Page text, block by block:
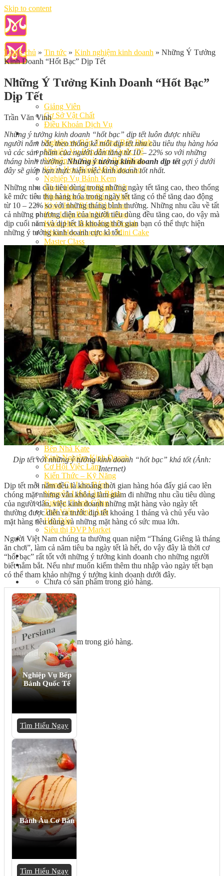
Skip to content
Giới Thiệu
Giảng Viên
Cơ Sở Vật Chất
Điều Khoản Dịch Vụ
Học Làm Bánh
Nghiệp vụ Bếp Trưởng Bếp Bánh
Nghiệp Vụ Bếp Bánh Quốc Tế
Nghiệp Vụ Quản Lý Bếp Bánh
Khóa Học Bánh Mì Nâng Cao
Nghiệp Vụ Bánh Kem
Khóa Học Làm Bánh Việt
Khóa Học Làm Bánh Nhật
Khóa Học Bánh Đài Loan
Học Làm Bánh Ngắn Hạn
Khóa Học Bánh Kinh Doanh
Khóa Học Handmade Mini Cake
Master Class
Chuyên Đề
Khai Giảng
Lịch học – Lịch thi
Đăng Ký Học
Công Thức
Cách Làm Bánh Việt
Cách Làm Bánh Âu
Cách Làm Bánh Kem
Cách Làm Bánh Mì
Cách Làm Bánh Trung Thu
Cách Làm Bánh Flan
Cách Làm Bánh Bao
Cách Làm Bánh Bông Lan
Cách Làm Bánh Su Kem
Cách làm bánh CupCake
Cách Làm Bánh Pizza
Cách làm bánh chay
Cách Làm Kẹo – Mứt
Video
Tin tức
Tin Tổng Hợp
Hướng Nghiệp Á Âu
Bếp Nhà Kate
Kinh Nghiệm Kinh Doanh
Cơ Hội Việc Làm
Kiến Thức – Kỹ Năng
Dụng Cụ Làm Bánh
Nguyên Liệu Làm Bánh
Gương Thành Công
Thư Viện Hình Ảnh
Hỏi Đáp
Siêu thị ĐVP Market
Việc Làm
Chưa có sản phẩm trong giỏ hàng.
Giỏ hàng
Chưa có sản phẩm trong giỏ hàng.
Trang chủ » Tin tức » Kinh nghiệm kinh doanh » Những Ý Tưởng
Kinh Doanh “Hốt Bạc” Dịp Tết
Những Ý Tưởng Kinh Doanh “Hốt Bạc”
Dịp Tết
Trần Văn Vinh
Những ý tưởng kinh doanh “hốt bạc” dịp tết luôn được nhiều
người nắm bắt, theo thống kê mỗi dịp tết nhu cầu tiêu thụ hàng hóa
và các sản phẩm của người dân tăng từ 10 – 22% so với những
tháng bình thường.Những ý tưởng kinh doanh dịp tếtgợi ý dưới
đây sẽ giúp bạn thực hiện việc kinh doanh tốt nhất.
Những nhu cầu tiêu dùng trong những ngày tết tăng cao, theo thống
kê mức tiêu thụ hàng hóa trong ngày tết tăng có thể tăng dao động
từ 10 – 22% so với những tháng bình thường. Những nhu cầu về tất
cả những phương diện của người tiêu dùng đều tăng cao, do vậy mà
dịp cuối năm và dịp tết là khoảng thời gian bạn có thể thực hiện
những ý tưởng kinh doanh cực kì tốt.
Dịp tết với những ý tưởng kinh doanh “hốt bạc” khá tốt(Ảnh:
Internet)
Dịp tết mỗi năm đều là khoảng thời gian hàng hóa đẩy giá cao lên
chóng mặt nhưng vẫn không làm giảm đi những nhu cầu tiêu dùng
của người dân, việc kinh doanh những mặt hàng vào ngày tết
thường được diễn ra trước dịp tết khoảng 1 tháng và chủ yếu vào
mặt hàng tiêu dùng và những mặt hàng có sức mua lớn.
Người Việt Nam chúng ta thường quan niệm “Tháng Giêng là tháng
ăn chơi”, làm cả năm tiêu ba ngày tết là hết, do vậy đây là thời cơ
“hốt bạc” rất tốt với những ý tưởng kinh doanh cho những người
biết nắm bắt. Nếu như muốn kiếm thêm thu nhập vào ngày tết bạn
có thể tham khảo những ý tưởng kinh doanh dưới đây.
Nghiệp Vụ Bếp
Bánh Quốc Tế
Tìm Hiểu Ngay
Bánh Âu Cơ Bản
Tìm Hiểu Ngay